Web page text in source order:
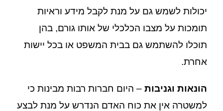
יכולות לשמש גם על מנת לקבל מידע וראיות
תומכות על מצבו הכלכלי של אותו גורם, בהן
תוכלו להשתמש גם בבית המשפט או בכל יישות
אחרת.
הונאות וגניבות – היום חברות רבות מבינות כי
למשטרה אין את כוח האדם הנדרש על מנת לבצע